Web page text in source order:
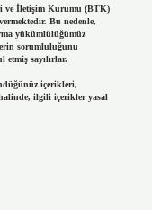
ve İletişim Kurumu (BTK)
Bu nedenle,
yükümlülüğümüz
sorumluluğunu
sayılırlar.
içerikleri,
ilgili içerikler yasal